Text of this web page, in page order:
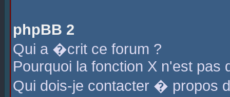
phpBB 2
Qui a �crit ce forum ?
Pourquoi la fonction X n'est pas
Qui dois-je contacter � propos